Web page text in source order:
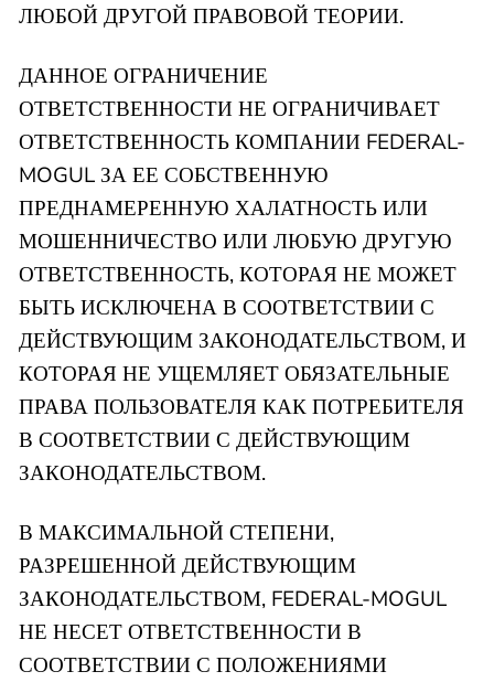
ЛЮБОЙ ДРУГОЙ ПРАВОВОЙ ТЕОРИИ.
ДАННОЕ ОГРАНИЧЕНИЕ
ОТВЕТСТВЕННОСТИ НЕ ОГРАНИЧИВАЕТ
ОТВЕТСТВЕННОСТЬ КОМПАНИИ FEDERAL-
MOGUL ЗА ЕЕ СОБСТВЕННУЮ
ПРЕДНАМЕРЕННУЮ ХАЛАТНОСТЬ ИЛИ
МОШЕННИЧЕСТВО ИЛИ ЛЮБУЮ ДРУГУЮ
ОТВЕТСТВЕННОСТЬ, КОТОРАЯ НЕ МОЖЕТ
БЫТЬ ИСКЛЮЧЕНА В СООТВЕТСТВИИ С
ДЕЙСТВУЮЩИМ ЗАКОНОДАТЕЛЬСТВОМ, И
КОТОРАЯ НЕ УЩЕМЛЯЕТ ОБЯЗАТЕЛЬНЫЕ
ПРАВА ПОЛЬЗОВАТЕЛЯ КАК ПОТРЕБИТЕЛЯ
В СООТВЕТСТВИИ С ДЕЙСТВУЮЩИМ
ЗАКОНОДАТЕЛЬСТВОМ.
В МАКСИМАЛЬНОЙ СТЕПЕНИ,
РАЗРЕШЕННОЙ ДЕЙСТВУЮЩИМ
ЗАКОНОДАТЕЛЬСТВОМ, FEDERAL-MOGUL
НЕ НЕСЕТ ОТВЕТСТВЕННОСТИ В
СООТВЕТСТВИИ С ПОЛОЖЕНИЯМИ